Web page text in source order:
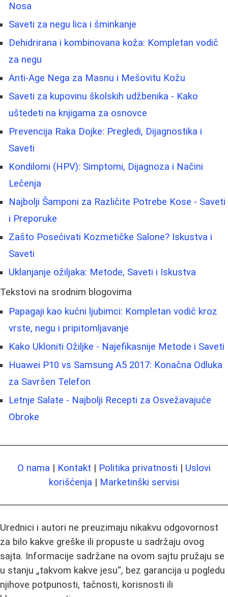
Nosa
Saveti za negu lica i šminkanje
Dehidrirana i kombinovana koža: Kompletan vodič
za negu
Anti-Age Nega za Masnu i Mešovitu Kožu
Saveti za kupovinu školskih udžbenika - Kako
uštedeti na knjigama za osnovce
Prevencija Raka Dojke: Pregledi, Dijagnostika i
Saveti
Kondilomi (HPV): Simptomi, Dijagnoza i Načini
Lečenja
Najbolji Šamponi za Različite Potrebe Kose - Saveti
i Preporuke
Zašto Posećivati Kozmetičke Salone? Iskustva i
Saveti
Uklanjanje ožiljaka: Metode, Saveti i Iskustva
Tekstovi na srodnim blogovima
Papagaji kao kućni ljubimci: Kompletan vodič kroz
vrste, negu i pripitomljavanje
Kako Ukloniti Ožiljke - Najefikasnije Metode i Saveti
Huawei P10 vs Samsung A5 2017: Konačna Odluka
za Savršen Telefon
Letnje Salate - Najbolji Recepti za Osvežavajuće
Obroke
O nama | Kontakt | Politika privatnosti | Uslovi
korišćenja | Marketinški servisi
Urednici i autori ne preuzimaju nikakvu odgovornost
za bilo kakve greške ili propuste u sadržaju ovog
sajta. Informacije sadržane na ovom sajtu pružaju se
u stanju „takvom kakve jesu“, bez garancija u pogledu
njihove potpunosti, tačnosti, korisnosti ili